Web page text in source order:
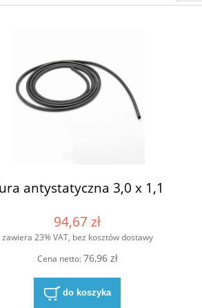
antystatyczna 3,0 x 1,1
94,67 zł
zawiera 23% VAT, bez kosztów dostawy
Cena netto:76,96 zł
do koszyka